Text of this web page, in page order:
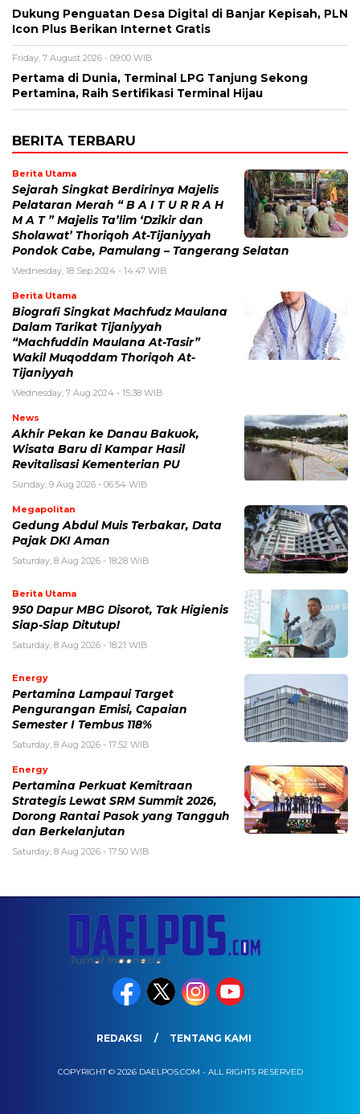
Dukung Penguatan Desa Digital di Banjar Kepisah, PLN
Icon Plus Berikan Internet Gratis
Friday, 7 August 2026 - 09:00 WIB
Pertama di Dunia, Terminal LPG Tanjung Sekong
Pertamina, Raih Sertifikasi Terminal Hijau
BERITA TERBARU
Berita Utama
Sejarah Singkat Berdirinya Majelis
Pelataran Merah “ B A I T U R R A H
M A T ” Majelis Ta’lim ‘Dzikir dan
Sholawat’ Thoriqoh At-Tijaniyyah
Pondok Cabe, Pamulang – Tangerang Selatan
Wednesday, 18 Sep 2024 - 14:47 WIB
Berita Utama
Biografi Singkat Machfudz Maulana
Dalam Tarikat Tijaniyyah
“Machfuddin Maulana At-Tasir”
Wakil Muqoddam Thoriqoh At-
Tijaniyyah
Wednesday, 7 Aug 2024 - 15:38 WIB
News
Akhir Pekan ke Danau Bakuok,
Wisata Baru di Kampar Hasil
Revitalisasi Kementerian PU
Sunday, 9 Aug 2026 - 06:54 WIB
Megapolitan
Gedung Abdul Muis Terbakar, Data
Pajak DKI Aman
Saturday, 8 Aug 2026 - 18:28 WIB
Berita Utama
950 Dapur MBG Disorot, Tak Higienis
Siap-Siap Ditutup!
Saturday, 8 Aug 2026 - 18:21 WIB
Energy
Pertamina Lampaui Target
Pengurangan Emisi, Capaian
Semester I Tembus 118%
Saturday, 8 Aug 2026 - 17:52 WIB
Energy
Pertamina Perkuat Kemitraan
Strategis Lewat SRM Summit 2026,
Dorong Rantai Pasok yang Tangguh
dan Berkelanjutan
Saturday, 8 Aug 2026 - 17:50 WIB
REDAKSI TENTANG KAMI
COPYRIGHT © 2026 DAELPOS.COM - ALL RIGHTS RESERVED